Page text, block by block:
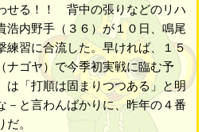
せる！！ 背中の張りなどのリハ
浩内野手（３６）が１０日、鳴尾
練習に合流した。早ければ、１５
ナゴヤ）で今季初実戦に臨む予
は「打順は固まりつつある」と明
－と言わんばかりに、昨年の４番
。